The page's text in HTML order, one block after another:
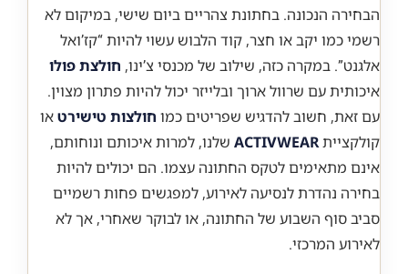
הבחירה הנכונה. בחתונת צהריים ביום שישי, במיקום לא
רשמי כמו יקב או חצר, קוד הלבוש עשוי להיות “קז’ואל
אלגנט”. במקרה כזה, שילוב של מכנסי צ’ינו, חולצת פולו
איכותית עם שרוול ארוך ובלייזר יכול להיות פתרון מצוין.
עם זאת, חשוב להדגיש שפריטים כמו חולצות טישירטאו
קולקצייתACTIVWEAR שלנו, למרות איכותם ונוחותם,
אינם מתאימים לטקס החתונה עצמו. הם יכולים להיות
בחירה נהדרת לנסיעה לאירוע, למפגשים פחות רשמיים
סביב סוף השבוע של החתונה, או לבוקר שאחרי, אך לא
לאירוע המרכזי.